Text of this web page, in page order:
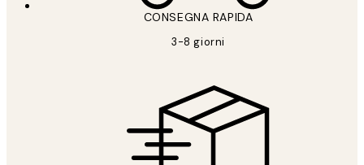
CONSEGNA RAPIDA
3-8 giorni